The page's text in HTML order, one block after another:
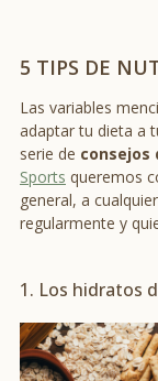
5 TIPS DE
Las variables
adaptar tu dieta a
serie de consejos
Sports queremos
general, a
regularmente y
1. Los hidratos